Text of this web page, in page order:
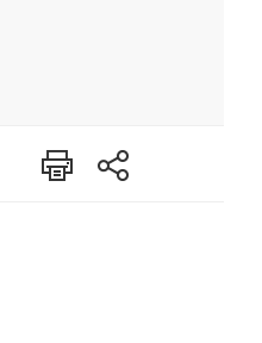
인쇄 공유